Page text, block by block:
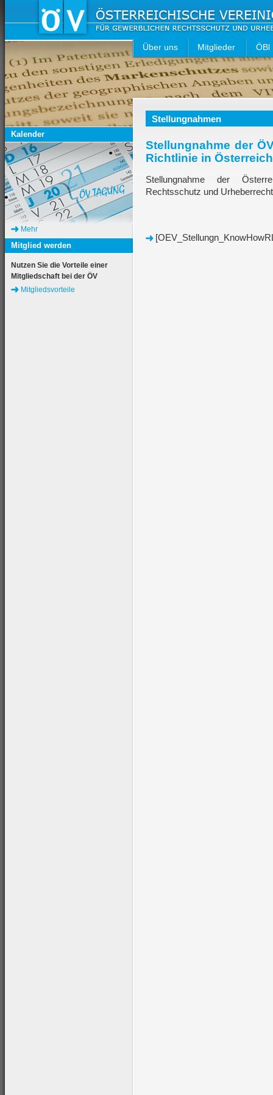
Über uns Mitglieder ÖBl
Stellungnahmen
Stellungnahme der
Richtlinie in Österreich
Stellungnahme der
Rechtsschutz und Urheberrecht
Kalender
Mehr
Mitglied werden
Nutzen Sie die Vorteile einer
Mitgliedschaft bei der ÖV
Mitgliedsvorteile